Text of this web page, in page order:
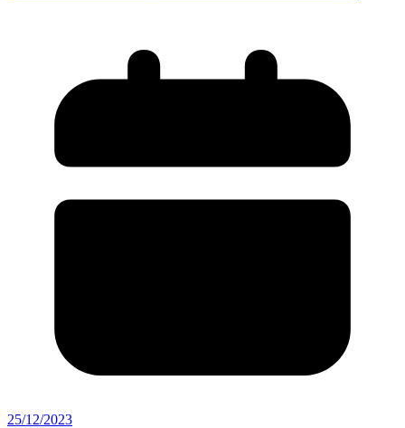
25/12/2023